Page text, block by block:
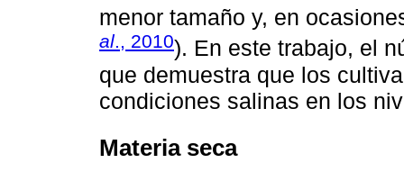
menor tamaño y, en
al., 2010). En este trabajo, el
que demuestra que los
condiciones salinas en los
Materia seca